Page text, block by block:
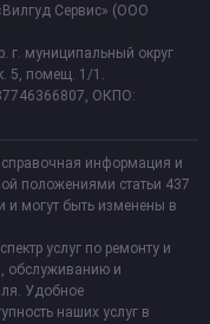
Сервис» (ООО
г. муниципальный округ
5, помещ. 1/1.
ОКПО:
информация и
положениями статьи 437
и могут быть изменены в
услуг по ремонту и
обслуживанию и
Удобное
наших услуг в